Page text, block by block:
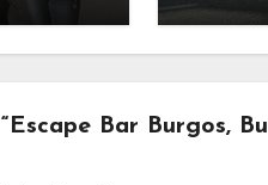
Bar Burgos,